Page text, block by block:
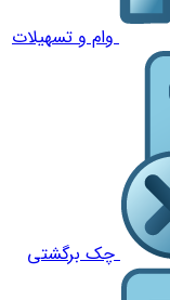
وام و تسهیلات
چک برگشتی